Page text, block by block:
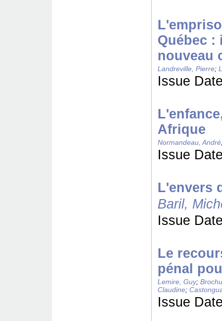
Québec :
nouveau
Landreville, Pierre;
Issue
Afrique
Normandeau, André
Issue
L'envers
Baril,
Issue
Le
pénal
Lemire, Guy;
Claudine;
Issue